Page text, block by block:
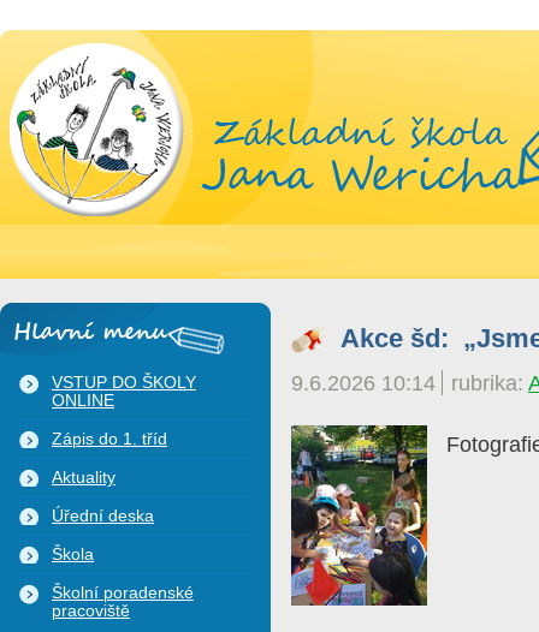
Hlavní menu
VSTUP DO ŠKOLY
ONLINE
Zápis do 1. tříd
Aktuality
Úřední deska
Škola
Školní poradenské
pracoviště
Akce šd:
9.6.2026 10:14 rubrika: